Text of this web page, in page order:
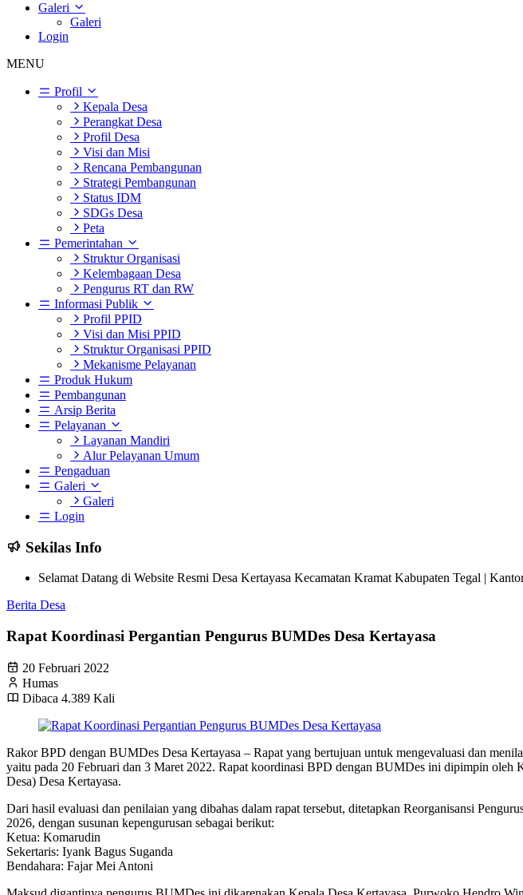
Galeri
Galeri
Login
MENU
Profil
Kepala Desa
Perangkat Desa
Profil Desa
Visi dan Misi
Rencana Pembangunan
Strategi Pembangunan
Status IDM
SDGs Desa
Peta
Pemerintahan
Struktur Organisasi
Kelembagaan Desa
Pengurus RT dan RW
Informasi Publik
Profil PPID
Visi dan Misi PPID
Struktur Organisasi PPID
Mekanisme Pelayanan
Produk Hukum
Pembangunan
Arsip Berita
Pelayanan
Layanan Mandiri
Alur Pelayanan Umum
Pengaduan
Galeri
Galeri
Login
Sekilas Info
Selamat Datang di Website Resmi Desa Kertayasa Kecamatan Kramat Kabupaten Tegal |
Berita Desa
Rapat Koordinasi Pergantian Pengurus BUMDes Desa Kertayasa
20 Februari 2022
Humas
Dibaca 4.389 Kali
Rakor BPD dengan BUMDes Desa Kertayasa – Rapat yang bertujuan untuk mengevaluasi dan
yaitu pada 20 Februari dan 3 Maret 2022. Rapat koordinasi BPD dengan BUMDes ini dipimpin oleh
Desa) Desa Kertayasa.
Dari hasil evaluasi dan penilaian yang dibahas dalam rapat tersebut, ditetapkan Reorganisansi
2026, dengan susunan kepengurusan sebagai berikut:
Ketua: Komarudin
Sekertaris: Iyank Bagus Suganda
Bendahara: Fajar Mei Antoni